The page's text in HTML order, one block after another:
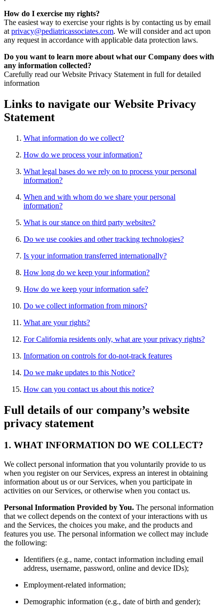
How do I exercise my rights?
The easiest way to exercise your rights is by contacting us by email
at privacy@pediatricassociates.com. We will consider and act upon
any request in accordance with applicable data protection laws.
Do you want to learn more about what our Company does with
any information collected?
Carefully read our Website Privacy Statement in full for detailed
information
Links to navigate our Website Privacy
Statement
What information do we collect?
How do we process your information?
What legal bases do we rely on to process your personal
information?
When and with whom do we share your personal
information?
What is our stance on third party websites?
Do we use cookies and other tracking technologies?
Is your information transferred internationally?
How long do we keep your information?
How do we keep your information safe?
Do we collect information from minors?
What are your rights?
For California residents only, what are your privacy rights?
Information on controls for do-not-track features
Do we make updates to this Notice?
How can you contact us about this notice?
Full details of our company’s website
privacy statement
1. WHAT INFORMATION DO WE COLLECT?
We collect personal information that you voluntarily provide to us
when you register on our Services, express an interest in obtaining
information about us or our Services, when you participate in
activities on our Services, or otherwise when you contact us.
Personal Information Provided by You. The personal information
that we collect depends on the context of your interactions with us
and the Services, the choices you make, and the products and
features you use. The personal information we collect may include
the following:
Identifiers (e.g., name, contact information including email
address, username, password, online and device IDs);
Employment-related information;
Demographic information (e.g., date of birth and gender);